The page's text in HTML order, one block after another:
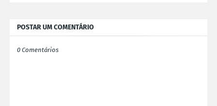
POSTAR UM COMENTÁRIO
0 Comentários